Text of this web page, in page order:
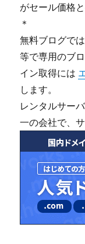
がセール価格
＊
無料ブログで
等で専用のブ
イン取得には
します。
レンタルサー
一の会社で、